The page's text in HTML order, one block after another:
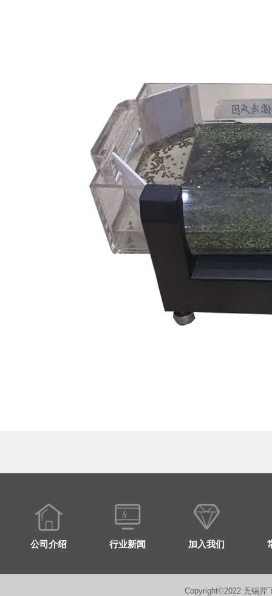
公司介绍 行业新闻 加入我们
Copyright©2022 无锡羿